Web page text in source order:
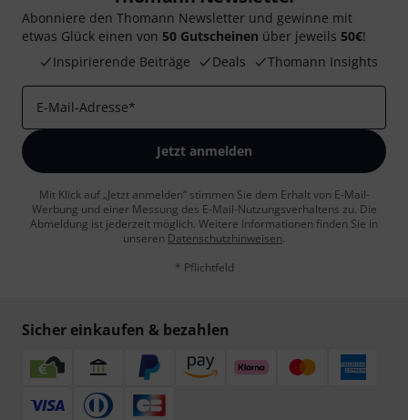
Abonniere den Thomann Newsletter und gewinne mit
etwas Glück einen von 50 Gutscheinen über jeweils 50€!
Inspirierende Beiträge
Deals Thomann Insights
E-Mail-Adresse*
Jetzt anmelden
Mit Klick auf „Jetzt anmelden“ stimmen Sie dem Erhalt von E-Mail-
Werbung und einer Messung des E-Mail-Nutzungsverhaltens zu. Die
Abmeldung ist jederzeit möglich. Weitere Informationen finden Sie in
unseren Datenschutzhinweisen.
* Pflichtfeld
Sicher einkaufen & bezahlen